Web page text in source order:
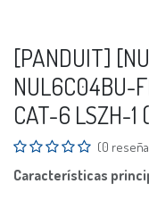
[PANDUIT]
NUL6C04BU-
CAT-6 LSZH-
(0
Características